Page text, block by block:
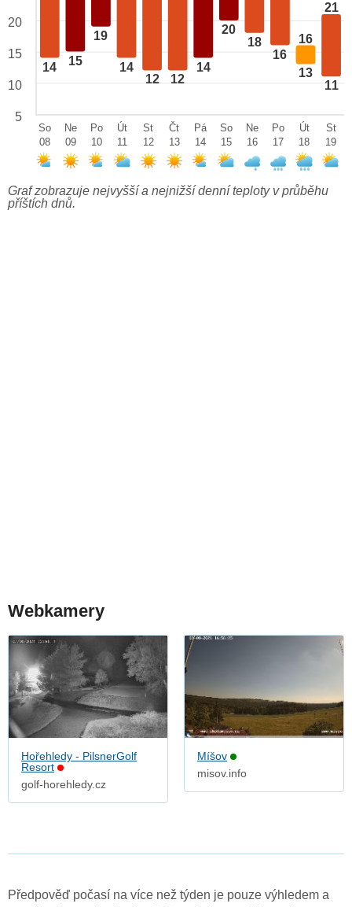
14 15
19
14
12 12
14
20
18
16
16
13
21
11
20
15
10
5
So
08
Ne
09
Po
10
Út
11
St
12
Čt
13
Pá
14
So
15
Ne
16
Po
17
Út
18
St
19
Graf zobrazuje nejvyšší a nejnižší denní teploty v průběhu
příštích dnů.
Webkamery
Hořehledy - PilsnerGolf
Resort
golf-horehledy.cz
Míšov
misov.info
Předpověď počasí na více než týden je pouze výhledem a